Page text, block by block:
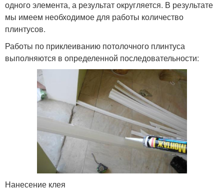
одного элемента, а результат округляется. В результате
мы имеем необходимое для работы количество
плинтусов.
Работы по приклеиванию потолочного плинтуса
выполняются в определенной последовательности:
Нанесение клея